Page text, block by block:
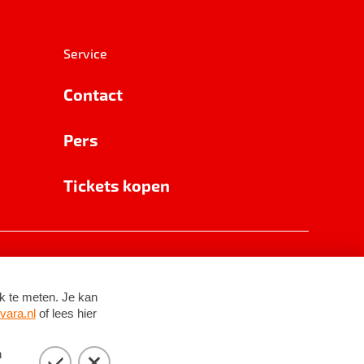
Service
Contact
Pers
Tickets kopen